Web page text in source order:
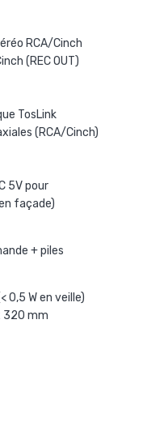
RCA/Cinch
(REC OUT)
TosLink
(RCA/Cinch)
5V pour
façade)
+ piles
0,5 W en veille)
320 mm